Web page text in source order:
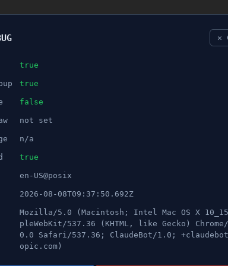
med bostäder
och uppförande av ett
bilparkering i källare. Vi har funderat
nere bensinstationen och ersätta marken
✕
true
true
false
not set
n/a
true
en-US@posix
2026-08-08T09:37:50.692Z
Mozilla/5.0 (Macintosh; Intel Mac OS X
pleWebKit/537.36 (KHTML, like Gecko)
0.0 Safari/537.36; ClaudeBot/1.0;
opic.com)